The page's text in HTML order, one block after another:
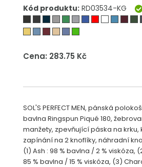
Kód produktu: RD03534-KG
Cena: 283.75 Kč
SOL'S PERFECT MEN, pánská
bavlna Ringspun Piqué 180,
manžety, zpevňující páska na krku,
zapínání na 2 knoflíky, náhradní
(1) Ash : 98 % bavlna / 2 % viskóza,
85 % bavlna / 15 % viskóza, (3)